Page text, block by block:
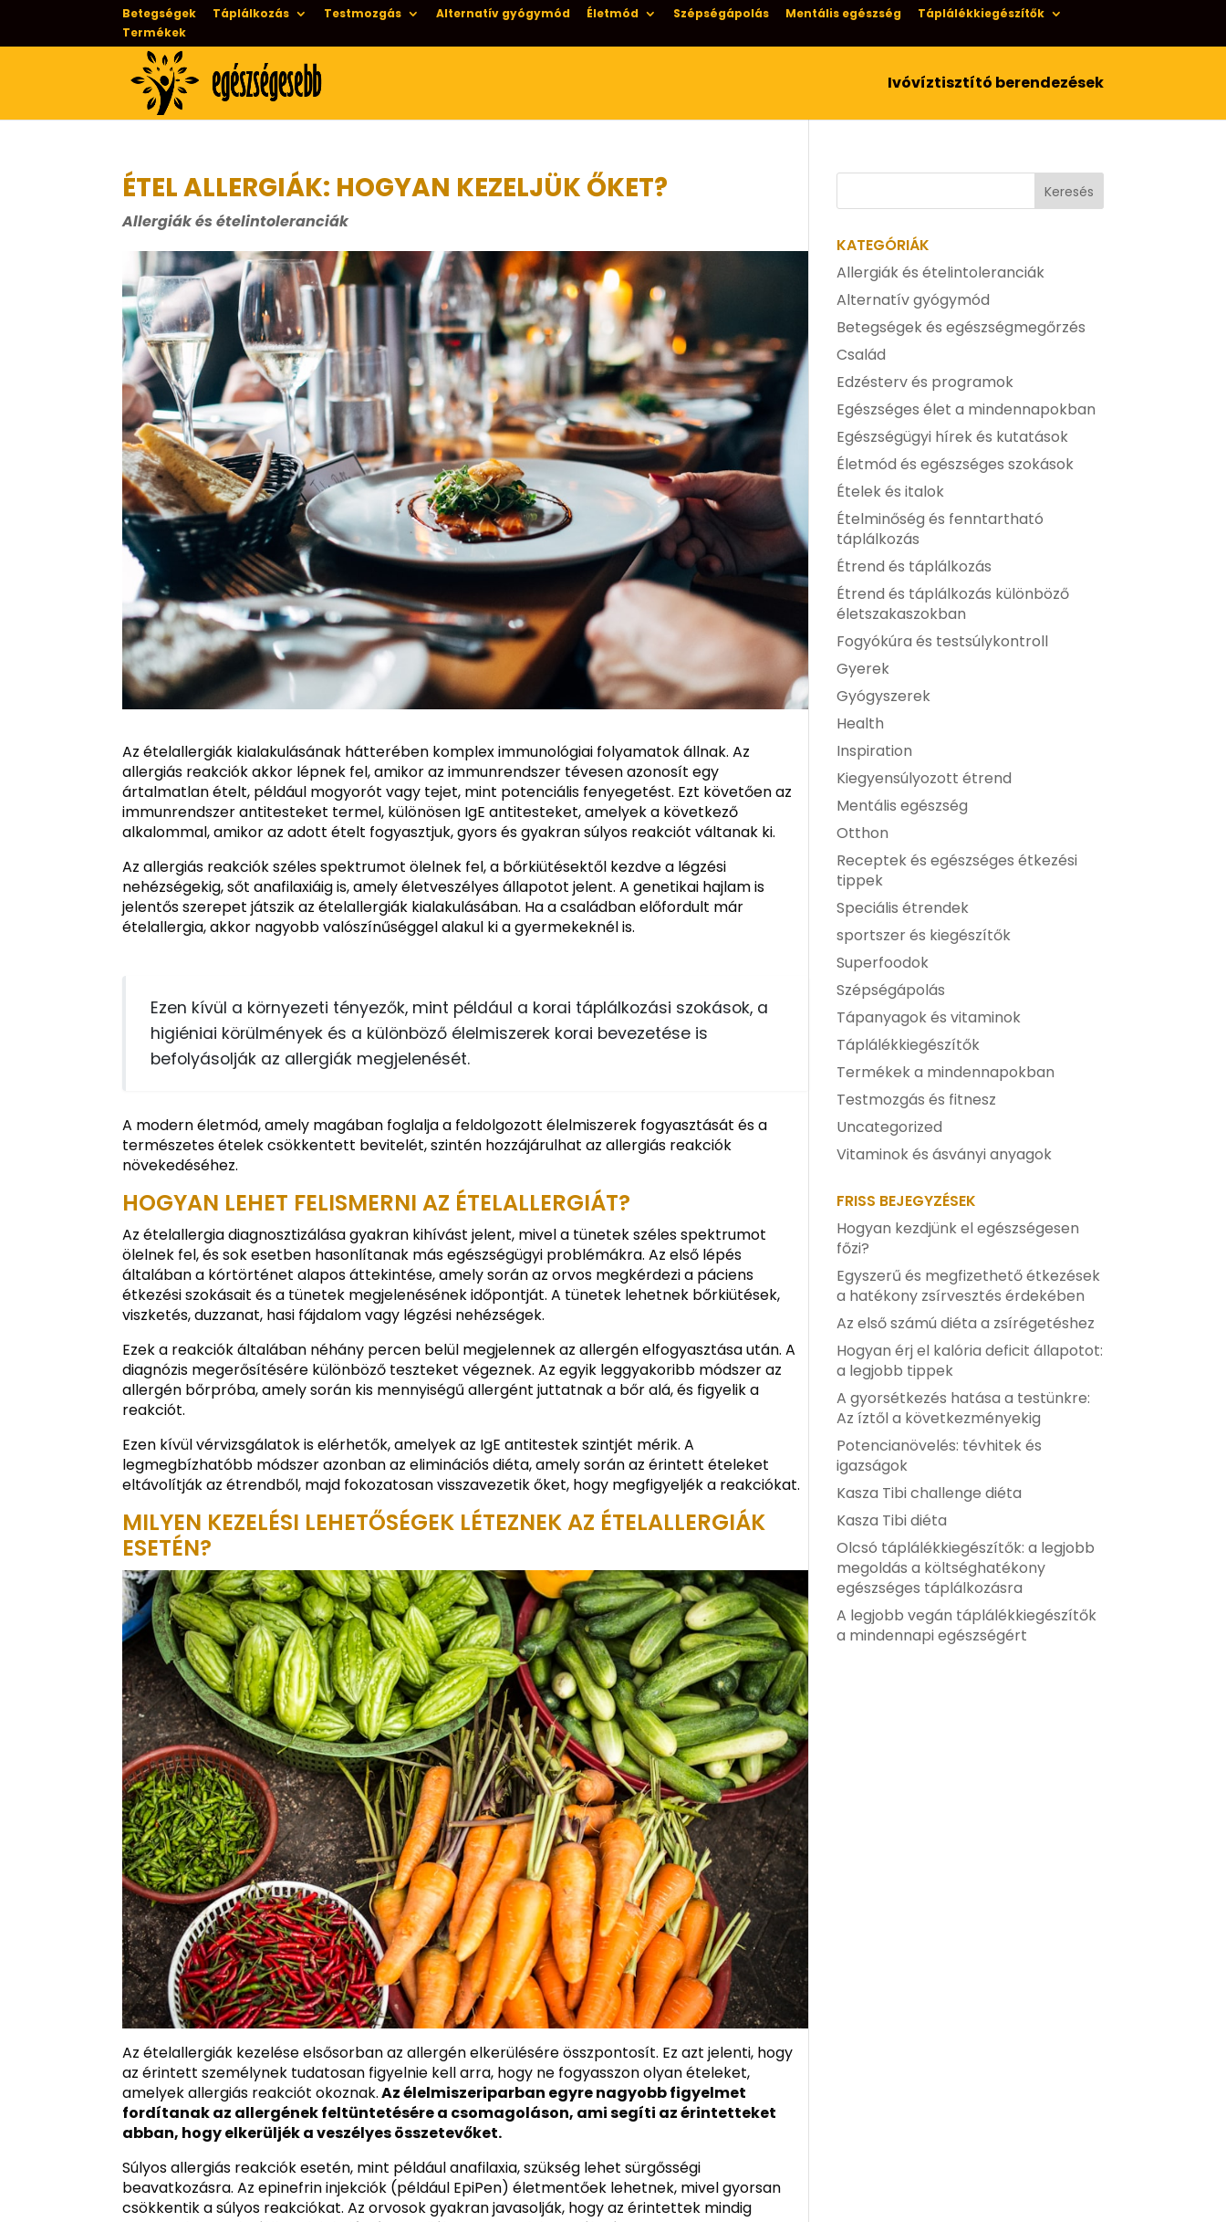
Betegségek Táplálkozás Testmozgás Alternatív gyógymód Életmód Szépségápolás Mentális egészség
Táplálékkiegészítők
Termékek
Ivóvíztisztító berendezések
ÉTEL ALLERGIÁK: HOGYAN KEZELJÜK ŐKET?
Allergiák és ételintoleranciák
Az ételallergiák kialakulásának hátterében komplex immunológiai folyamatok állnak. Az
allergiás reakciók akkor lépnek fel, amikor az immunrendszer tévesen azonosít egy
ártalmatlan ételt, például mogyorót vagy tejet, mint potenciális fenyegetést. Ezt követően az
immunrendszer antitesteket termel, különösen IgE antitesteket, amelyek a következő
alkalommal, amikor az adott ételt fogyasztjuk, gyors és gyakran súlyos reakciót váltanak ki.
Az allergiás reakciók széles spektrumot ölelnek fel, a bőrkiütésektől kezdve a légzési
nehézségekig, sőt anafilaxiáig is, amely életveszélyes állapotot jelent. A genetikai hajlam is
jelentős szerepet játszik az ételallergiák kialakulásában. Ha a családban előfordult már
ételallergia, akkor nagyobb valószínűséggel alakul ki a gyermekeknél is.
Ezen kívül a környezeti tényezők, mint például a korai táplálkozási szokások, a
higiéniai körülmények és a különböző élelmiszerek korai bevezetése is
befolyásolják az allergiák megjelenését.
A modern életmód, amely magában foglalja a feldolgozott élelmiszerek fogyasztását és a
természetes ételek csökkentett bevitelét, szintén hozzájárulhat az allergiás reakciók
növekedéséhez.
HOGYAN LEHET FELISMERNI AZ ÉTELALLERGIÁT?
Az ételallergia diagnosztizálása gyakran kihívást jelent, mivel a tünetek széles spektrumot
ölelnek fel, és sok esetben hasonlítanak más egészségügyi problémákra. Az első lépés
általában a kórtörténet alapos áttekintése, amely során az orvos megkérdezi a páciens
étkezési szokásait és a tünetek megjelenésének időpontját. A tünetek lehetnek bőrkiütések,
viszketés, duzzanat, hasi fájdalom vagy légzési nehézségek.
Ezek a reakciók általában néhány percen belül megjelennek az allergén elfogyasztása után. A
diagnózis megerősítésére különböző teszteket végeznek. Az egyik leggyakoribb módszer az
allergén bőrpróba, amely során kis mennyiségű allergént juttatnak a bőr alá, és figyelik a
reakciót.
Ezen kívül vérvizsgálatok is elérhetők, amelyek az IgE antitestek szintjét mérik. A
legmegbízhatóbb módszer azonban az eliminációs diéta, amely során az érintett ételeket
eltávolítják az étrendből, majd fokozatosan visszavezetik őket, hogy megfigyeljék a reakciókat.
MILYEN KEZELÉSI LEHETŐSÉGEK LÉTEZNEK AZ ÉTELALLERGIÁK
ESETÉN?
Az ételallergiák kezelése elsősorban az allergén elkerülésére összpontosít. Ez azt jelenti, hogy
az érintett személynek tudatosan figyelnie kell arra, hogy ne fogyasszon olyan ételeket,
amelyek allergiás reakciót okoznak.Az élelmiszeriparban egyre nagyobb figyelmet
fordítanak az allergének feltüntetésére a csomagoláson, ami segíti az érintetteket
abban, hogy elkerüljék a veszélyes összetevőket.
Súlyos allergiás reakciók esetén, mint például anafilaxia, szükség lehet sürgősségi
beavatkozásra. Az epinefrin injekciók (például EpiPen) életmentőek lehetnek, mivel gyorsan
csökkentik a súlyos reakciókat. Az orvosok gyakran javasolják, hogy az érintettek mindig
KATEGÓRIÁK
Allergiák és ételintoleranciák
Alternatív gyógymód
Betegségek és egészségmegőrzés
Család
Edzésterv és programok
Egészséges élet a mindennapokban
Egészségügyi hírek és kutatások
Életmód és egészséges szokások
Ételek és italok
Ételminőség és fenntartható
táplálkozás
Étrend és táplálkozás
Étrend és táplálkozás különböző
életszakaszokban
Fogyókúra és testsúlykontroll
Gyerek
Gyógyszerek
Health
Inspiration
Kiegyensúlyozott étrend
Mentális egészség
Otthon
Receptek és egészséges étkezési
tippek
Speciális étrendek
sportszer és kiegészítők
Superfoodok
Szépségápolás
Tápanyagok és vitaminok
Táplálékkiegészítők
Termékek a mindennapokban
Testmozgás és fitnesz
Uncategorized
Vitaminok és ásványi anyagok
FRISS BEJEGYZÉSEK
Hogyan kezdjünk el egészségesen
főzi?
Egyszerű és megfizethető étkezések
a hatékony zsírvesztés érdekében
Az első számú diéta a zsírégetéshez
Hogyan érj el kalória deficit állapotot:
a legjobb tippek
A gyorsétkezés hatása a testünkre:
Az íztől a következményekig
Potencianövelés: tévhitek és
igazságok
Kasza Tibi challenge diéta
Kasza Tibi diéta
Olcsó táplálékkiegészítők: a legjobb
megoldás a költséghatékony
egészséges táplálkozásra
A legjobb vegán táplálékkiegészítők
a mindennapi egészségért